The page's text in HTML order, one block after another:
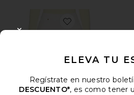
Favorite FALDA
ELEVA TU
Regístrate en nuestro
DESCUENTO*, es como tener